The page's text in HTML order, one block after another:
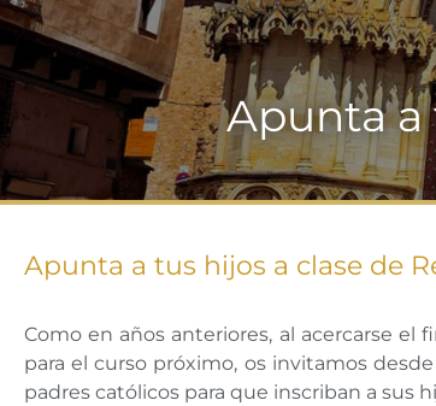
Apunta a
Apunta a tus hijos a clase de
Como en años anteriores, al acercarse el
para el curso próximo, os invitamos
padres católicos para que inscriban a sus